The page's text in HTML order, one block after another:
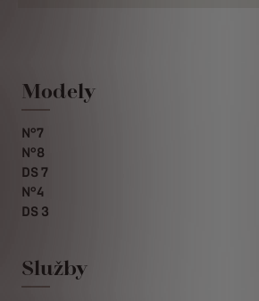
Modely
N°7
N°8
DS 7
N°4
DS 3
Služby